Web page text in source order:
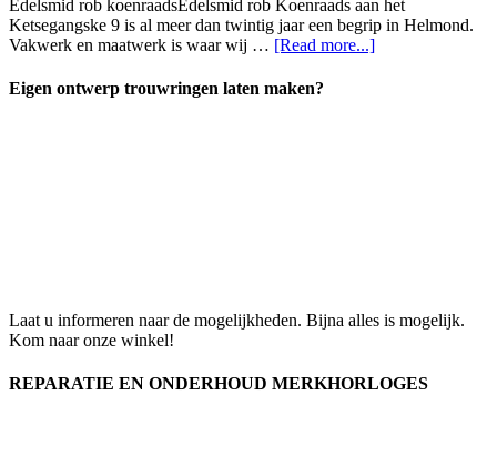
Edelsmid rob koenraadsEdelsmid rob Koenraads aan het
Ketsegangske 9 is al meer dan twintig jaar een begrip in Helmond.
Vakwerk en maatwerk is waar wij … [Read more...]
Eigen ontwerp trouwringen laten maken?
Laat u informeren naar de mogelijkheden. Bijna alles is mogelijk.
Kom naar onze winkel!
REPARATIE EN ONDERHOUD MERKHORLOGES